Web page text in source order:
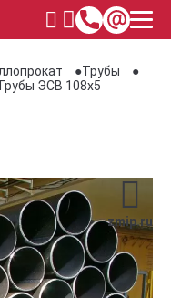
Трубы
ЭСВ 108х5
zmip.ru